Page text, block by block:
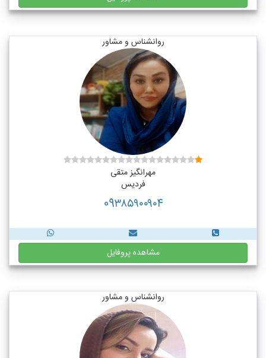
روانشناس و مشاور
مهرانگیز متقی
فردیس
09۳۸۵۹۰۰۹۰۴
مشاهده پروفایل
روانشناس و مشاور